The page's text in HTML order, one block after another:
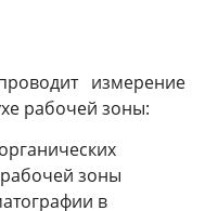
измерение
рабочей зоны:
зоны
в